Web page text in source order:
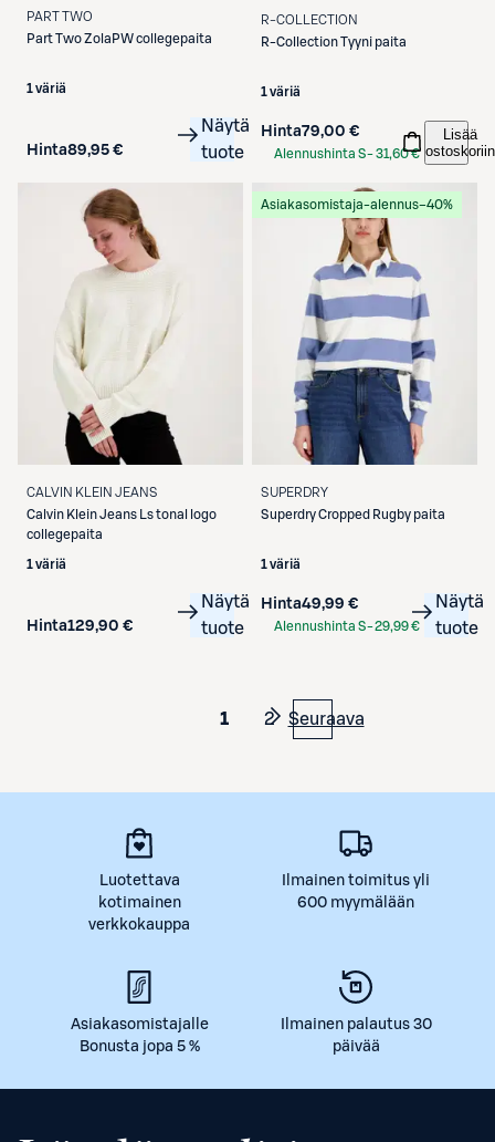
PART TWO
Part TwoZolaPW collegepaita
1 väriä
Hinta89,95 €
Näytä
tuote
R-COLLECTION
R-Collection Tyyni paita
1 väriä
Hinta79,00 €
Alennushinta S-31,60 €
Lisää
ostoskoriin
CALVIN KLEIN JEANS
Calvin Klein Jeans
Ls tonal logo
collegepaita
1 väriä
Hinta129,90 €
Näytä
tuote
Asiakasomistaja-alennus−40%
SUPERDRY
SuperdryCropped Rugby paita
1 väriä
Hinta49,99 €
Alennushinta S-29,99 €
Näytä
tuote
1 2 Seuraava
Luotettava
kotimainen
verkkokauppa
Ilmainen toimitus yli
600 myymälään
Asiakasomistajalle
Bonusta jopa 5 %
Ilmainen palautus 30
päivää